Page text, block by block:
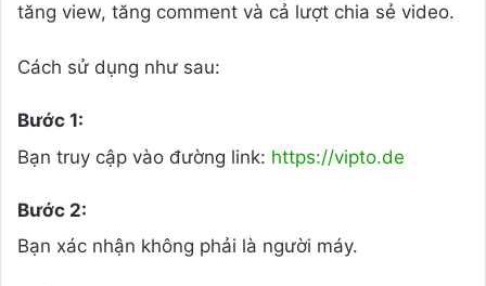
tăng view, tăng comment và cả lượt chia sẻ video.
Cách sử dụng như sau:
Bước 1:
Bạn truy cập vào đường link: https://vipto.de
Bước 2:
Bạn xác nhận không phải là người máy.